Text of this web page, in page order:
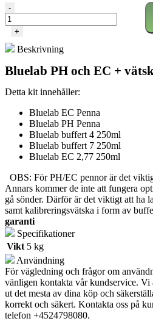
Bluelab
PH
och
+
Kit
-
+
Beskrivning
Bluelab PH och EC +
Detta kit innehåller:
Bluelab EC Penna
Bluelab PH Penna
Bluelab buffert 4 250ml
Bluelab buffert 7 250ml
Bluelab EC 2,77 250ml
OBS: För PH/EC pennor är det
Annars kommer de inte att fungera
gå sönder. Därför är det viktigt att ha
samt kalibreringsvätska i form av
garanti
Specifikationer
Vikt 5 kg
Användning
För vägledning och frågor om
vänligen kontakta vår kundservice. Vi
ut det mesta av dina köp och
korrekt och säkert. Kontakta oss på
telefon +4524798080.